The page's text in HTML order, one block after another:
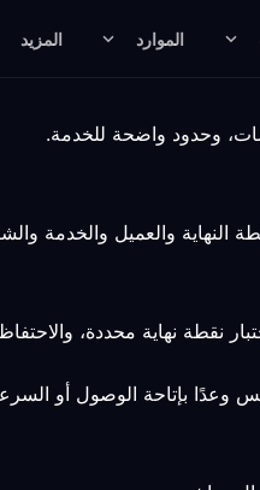
الموارد المزيد
نقطة نهاية محددة،
وعدًا بإتاحة الوصول أو